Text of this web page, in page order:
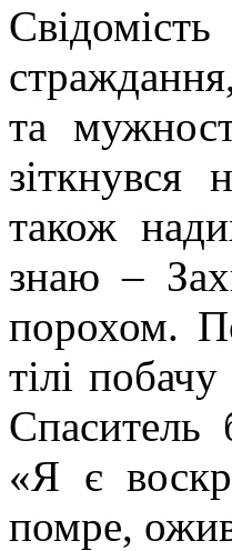
та
зіткнувся
також
знаю –
порохом.
тілі
Спаситель
«Я є
помре,